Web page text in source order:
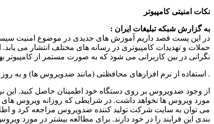
نکات امنیتی کامپیوتر
به گزارش شبکه تبلیغات ایران :
در این پست قصد داریم آموزش های جدیدی در موضوع امنیت سیستم
حملات و تهدیدات کامپیوتری در رسانه های مختلف انتشار می
نگرانی در بین کاربرانی می شود که به صورت مستمر از کامپیوتر
. استفاده از نرم افزارهای محافظتی (مانند ضدویروس ها) و به روز
از وجود ضدویروس بر روی دستگاه خود اطمینان حاصل کنید. این
مورد ویروس ها نخواهد داشت. در شرایطی که روزانه ویروس های
می توان به سایت شرکت تولید کننده ضدویروس مراجعه کرد و
بندی این فرایند را در خود دارند. برای مطالعه بیشتر در مورد